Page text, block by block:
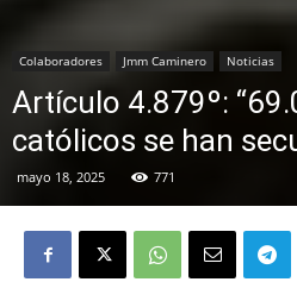
Colaboradores Jmm Caminero Noticias
Artículo 4.879º:
católicos se han
mayo 18, 2025 771